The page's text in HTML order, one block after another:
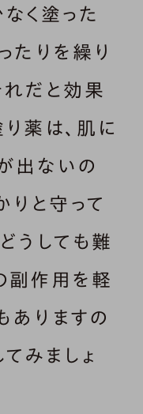
く塗った
たりを繰り
れだと効果
薬は、肌に
出ないの
りと守って
うしても難
副作用を軽
ありますの
みましょ